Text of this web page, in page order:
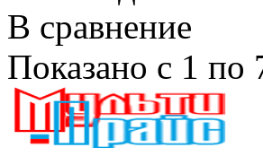
В сравнение
Показано с 1 по